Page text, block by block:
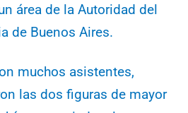
área de la Autoridad del
de Buenos Aires.
muchos asistentes,
las dos figuras de mayor